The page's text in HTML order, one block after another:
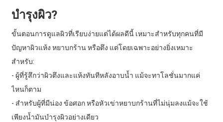
บำรุงผิว?
ขั้นตอนการดูแลผิวที่เรียบง่ายแต่ได้ผลดีนี้ เหมาะสำหรับทุกคนที่มี
ปัญหาผิวแห้ง หยาบกร้าน หรือตึง แต่โดยเฉพาะอย่างยิ่งเหมาะ
สำหรับ:
- ผู้ที่รู้สึกว่าผิวตึงและแห้งทันทีหลังอาบน้ำ แม้จะทาโลชั่นมากแค่
ไหนก็ตาม
- สำหรับผู้ที่มีน่อง ข้อศอก หรือหัวเข่าหยาบกร้านที่ไม่นุ่มลงแม้จะใช้
เพียงน้ำมันบำรุงผิวอย่างเดียว